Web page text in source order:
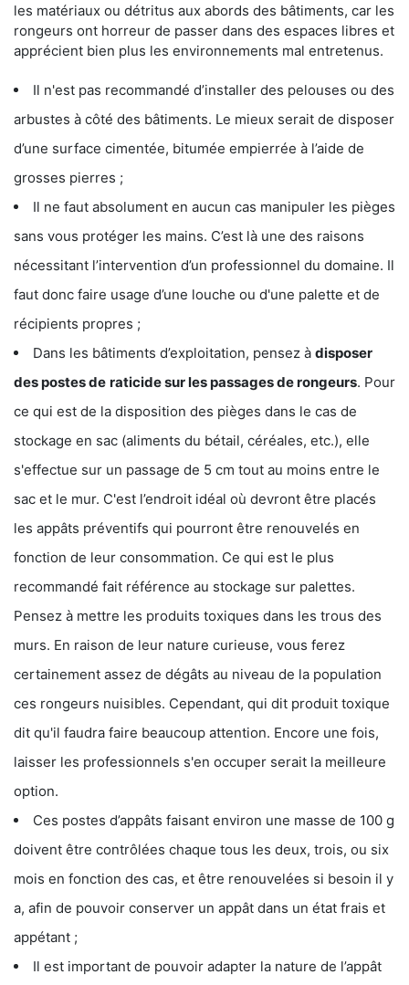
les matériaux ou détritus aux abords des bâtiments, car les
rongeurs ont horreur de passer dans des espaces libres et
apprécient bien plus les environnements mal entretenus.
Il n'est pas recommandé d’installer des pelouses ou des
arbustes à côté des bâtiments. Le mieux serait de disposer
d’une surface cimentée, bitumée empierrée à l’aide de
grosses pierres ;
Il ne faut absolument en aucun cas manipuler les pièges
sans vous protéger les mains. C’est là une des raisons
nécessitant l’intervention d’un professionnel du domaine. Il
faut donc faire usage d’une louche ou d'une palette et de
récipients propres ;
Dans les bâtiments d’exploitation, pensez à disposer
des postes de raticide sur les passages de rongeurs. Pour
ce qui est de la disposition des pièges dans le cas de
stockage en sac (aliments du bétail, céréales, etc.), elle
s'effectue sur un passage de 5 cm tout au moins entre le
sac et le mur. C'est l’endroit idéal où devront être placés
les appâts préventifs qui pourront être renouvelés en
fonction de leur consommation. Ce qui est le plus
recommandé fait référence au stockage sur palettes.
Pensez à mettre les produits toxiques dans les trous des
murs. En raison de leur nature curieuse, vous ferez
certainement assez de dégâts au niveau de la population
ces rongeurs nuisibles. Cependant, qui dit produit toxique
dit qu'il faudra faire beaucoup attention. Encore une fois,
laisser les professionnels s'en occuper serait la meilleure
option.
Ces postes d’appâts faisant environ une masse de 100 g
doivent être contrôlées chaque tous les deux, trois, ou six
mois en fonction des cas, et être renouvelées si besoin il y
a, afin de pouvoir conserver un appât dans un état frais et
appétant ;
Il est important de pouvoir adapter la nature de l’appât